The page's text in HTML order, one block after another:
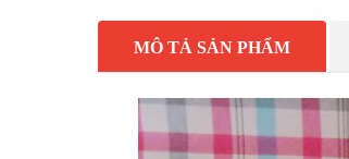
MÔ TẢ SẢN PHẨM